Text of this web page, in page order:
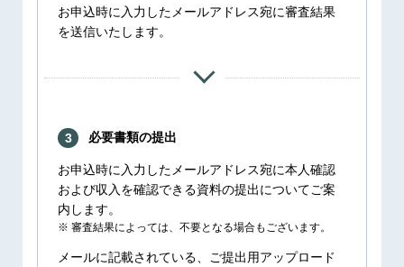
お申込時に入力したメールアドレス宛に審査結果
を送信いたします。
3 必要書類の提出
お申込時に入力したメールアドレス宛に本人確認
および収入を確認できる資料の提出についてご案
内します。
審査結果によっては、不要となる場合もございます。
メールに記載されている、ご提出用アップロード